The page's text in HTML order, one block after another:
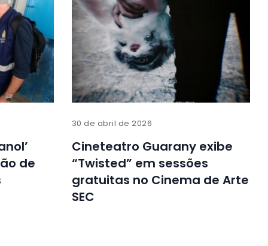
de
30 de abril de 2026
Cineteatro Guarany exibe
“Twisted” em sessões
gratuitas no Cinema de Arte
SEC